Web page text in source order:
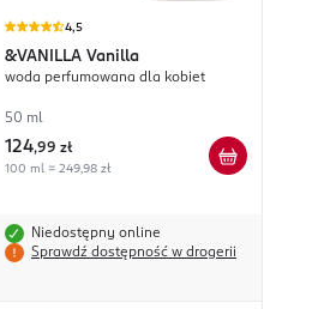
4,5
&VANILLA Vanilla
woda perfumowana dla kobiet
50 ml
124,99 zł
100 ml = 249,98 zł
Niedostępny online
Sprawdź dostępność w drogerii